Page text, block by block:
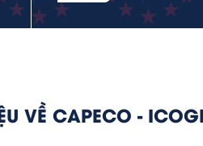
VỀ CAPECO -